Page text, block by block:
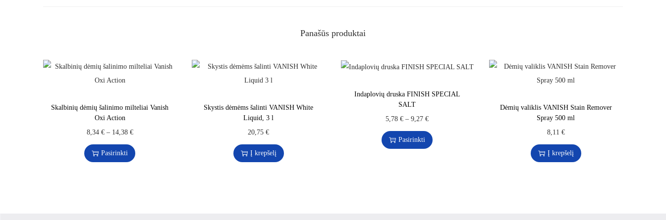
Panašūs produktai
Skalbinių dėmių šalinimo milteliai Vanish
Oxi Action
8,34 €– 14,38 €
Pasirinkti
Skystis dėmėms šalinti VANISH White
Liquid, 3 l
20,75€
Į krepšelį
Indaplovių druska FINISH SPECIAL
SALT
5,78€ –9,27€
Pasirinkti
Dėmių valiklis VANISH Stain Remover
Spray 500 ml
8,11 €
Į krepšelį